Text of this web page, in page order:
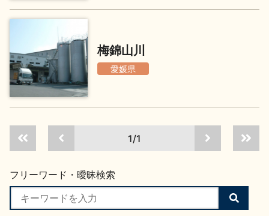
地酒蔵元会WEB展示会
美味しい地酒の選び方
梅錦山川
愛媛県
1/1
フリーワード・曖昧検索
検
索